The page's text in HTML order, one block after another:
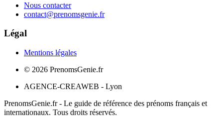
Nous contacter
contact@prenomsgenie.fr
Légal
Mentions légales
© 2026 PrenomsGenie.fr
AGENCE-CREAWEB - Lyon
PrenomsGenie.fr - Le guide de référence des prénoms français et
internationaux. Tous droits réservés.